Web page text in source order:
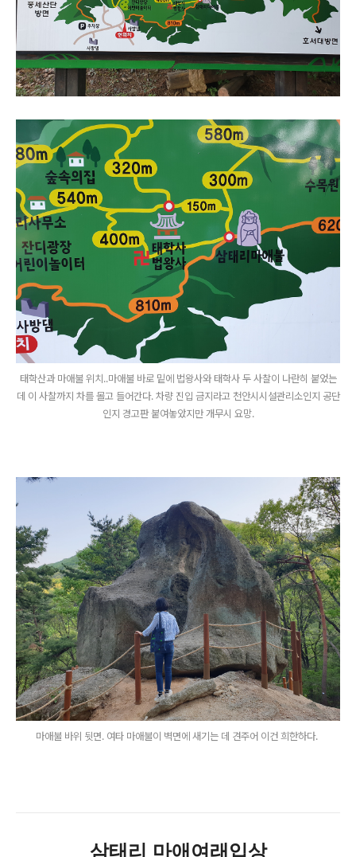
태학산과 마애불 위치..마애불 바로 밑에 법왕사와 태학사 두 사찰이 나란히 붙었는
데 이 사찰까지 차를 몰고 들어간다. 차량 진입 금지라고 천안시시설관리소인지 공단
인지 경고판 붙여놓았지만 개무시 요망.
마애불 바위 뒷면. 여타 마애불이 벽면에 새기는 데 견주어 이건 희한하다.